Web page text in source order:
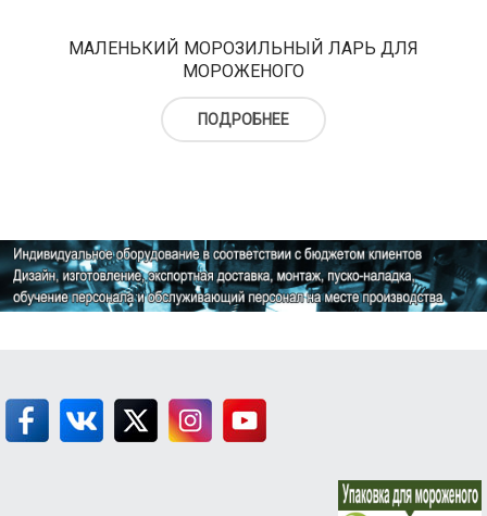
МАЛЕНЬКИЙ МОРОЗИЛЬНЫЙ ЛАРЬ ДЛЯ
МОРОЖЕНОГО
ПОДРОБНЕЕ